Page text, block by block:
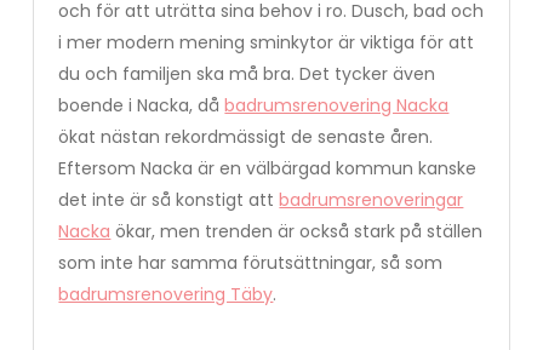
och för att uträtta sina behov i ro. Dusch, bad och
i mer modern mening sminkytor är viktiga för att
du och familjen ska må bra. Det tycker även
boende i Nacka, dåbadrumsrenovering Nacka
ökat nästan rekordmässigt de senaste åren.
Eftersom Nacka är en välbärgad kommun kanske
det inte är så konstigt attbadrumsrenoveringar
Nacka ökar, men trenden är också stark på ställen
som inte har samma förutsättningar, så som
badrumsrenovering Täby.